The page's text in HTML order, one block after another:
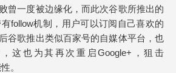
曾一度被边缘化，而此次谷歌所推出的
follow机制，用户可以订阅自己喜欢的
谷歌推出类似百家号的自媒体平台，也
这也为其再次重启Google+，狙击
。